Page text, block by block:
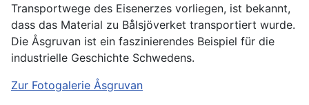
Transportwege des Eisenerzes vorliegen, ist bekannt,
dass das Material zu Bålsjöverket transportiert wurde.
Die Åsgruvan ist ein faszinierendes Beispiel für die
industrielle Geschichte Schwedens.
Zur Fotogalerie Åsgruvan